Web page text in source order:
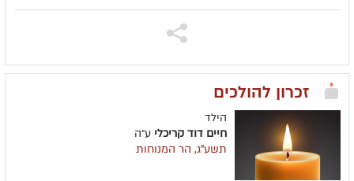
זכרון להולכים
הילד
חיים דוד קריכלי ע״ה
תשע"ג, הר המנוחות